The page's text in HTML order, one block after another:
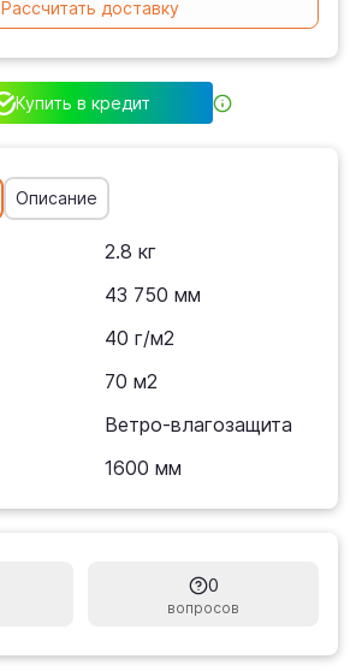
Рассчитать доставку
Купить в кредит
Описание
2.8 кг
43 750 мм
40 г/м2
70 м2
Ветро-влагозащита
1600 мм
0
вопросов